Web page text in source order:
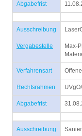
Abgabefrist
Ausschreibung
Vergabestelle
Max-
Verfahrensart
Rechtsrahmen
Abgabefrist
Ausschreibung